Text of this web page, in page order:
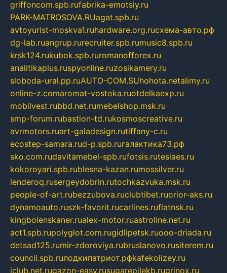
griffoncom.spb.rufabrika-emotsiy.ru
PARK-MATROSOVA.RUagat.spb.ru
avtoyurist-moskva1.ruhardware.org.ruсхема-авто.рф
dg-lab.ruangrup.rurecruiter.spb.rumusic8.spb.ru
krsk124.rukubok.spb.ruromanofforex.ru
analitikaplus.ruspyonline.ruzosikamery.ru
sloboda-ural.pp.ruAUTO-COM.SUhohota.netalimy.ru
online-z.comaromat-vostoka.ruotdelkaexp.ru
mobilvest.rubbd.net.rumebelshop.msk.ru
smp-forum.rubastion-td.rukosmoscreative.ru
avrmotors.ruart-galadesign.rutiffany-c.ru
ecostep-samara.rud-p.spb.ruгалактика73.рф
sko.com.rudavitamebel-spb.rufotsis.rutesiaes.ru
kokoroyari.spb.rublesna-kazan.rumossilver.ru
lenderoq.rusergeydobrin.rutochkazvuka.msk.ru
people-of-art.rubezzubova.ruclubtibet.ruorior-aks.ru
dynamoauto.ruszk-favorit.rucarlines.ruflatnsk.ru
kingbolenskaner.rualex-motor.ruastroline.net.ru
act1.spb.rupolyglot.com.rugidlipetsk.ruooo-driada.ru
detsad125.rumir-zdoroviya.rubruslanovo.rusiterem.ru
council.spb.ruлодкипатриот.рфkafekolizey.ru
iclub.net.rugazon-easy.rusugarepilekb.rugrinox.ru